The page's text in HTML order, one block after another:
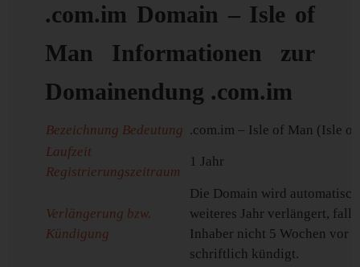
.com.im Domain – Isle of
Man Informationen zur
Domainendung .com.im
Bezeichnung Bedeutung .com.im – Isle of Man (Isle
Laufzeit
Registrierungszeitraum
1 Jahr
Verlängerung bzw.
Kündigung
Die Domain wird
weiteres Jahr verlängert,
Inhaber nicht 5 Wochen vor
schriftlich kündigt.